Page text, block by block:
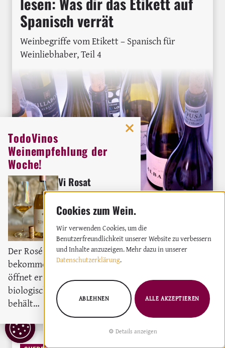
COOKIE
EINSTELLUNGEN
Spanisch verrät
Weinbegriffe vom Etikett – Spanisch für
Weinliebhaber, Teil 4
Añada, Embotellado en la propiedad, Vino de
Pago: Wer diese Begriffe kennt, liest ein
spanisches Weinetikett wie einen vertrauten
Text. Teil 4 unserer Sprachserie für
Weinliebhaber.
Weiterlesen
: Das spanische Weinetikett lesen:
TodoVinos
Weinempfehlung der
Woche!
Vi Rosat
Rosé
2023
Der Rosé darf gerne etwas Luft
bekommen, denn dadurch
öffnet er sich richtig. Trotz des
biologischen Säureabbaus,
behält…
Wir verwenden Cookies, um die
Benutzerfreundlichkeit unserer Website zu verbessern
und Inhalte anzuzeigen. Mehr dazu in unserer
Datenschutzerklärung.
Details anzeigen
ABLEHNEN ALLE AKZEPTIEREN